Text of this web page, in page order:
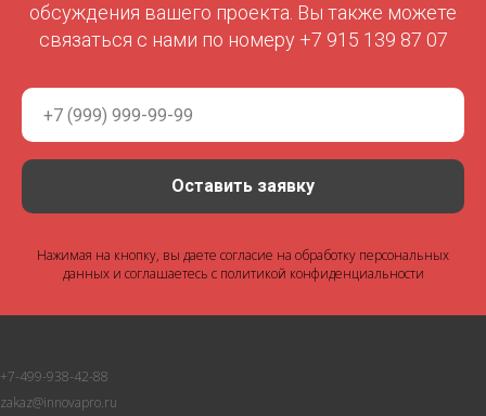
обсуждения вашего проекта. Вы также можете
связаться с нами по номеру +7 915 139 87 07
Оставить заявку
Нажимая на кнопку, вы даете согласие на обработку персональных
данных и соглашаетесь c политикой конфиденциальности
+7-499-938-42-88
zakaz@innovapro.ru